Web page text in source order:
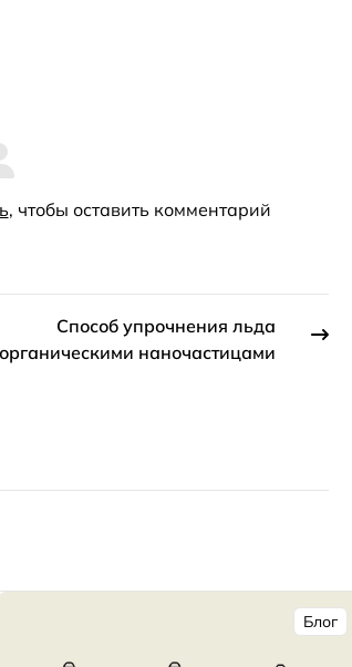
, чтобы оставить комментарий
Способ упрочнения льда
наночастицами
Блог